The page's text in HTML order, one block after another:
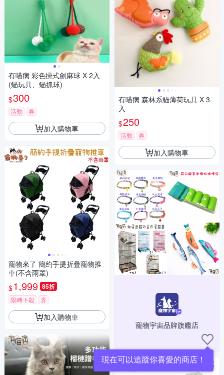
有喵病 彩色掛式劍麻球 X 2入
(貓玩具、貓抓球)
$300
活動 券
加入購物車
寵物來了 簡約手提折疊寵物推
車(不含雨罩)
$1,999 85折
限時下殺 券
加入購物車
有喵病 森林系貓薄荷玩具 X 3
入
$250
活動 券
加入購物車
寵物宇宙品牌旗艦店
現在可以追蹤你喜愛的商店！